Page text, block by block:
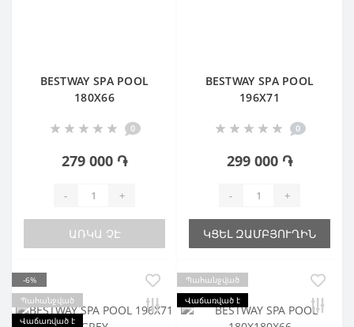
BESTWAY SPA POOL
180X66
0
279 000 ֏
- +
ԱՌԿԱ ՉԷ
BESTWAY SPA POOL
196X71
0
299 000 ֏
- +
ԿՑԵԼ ԶԱՄԲՅՈՒՂԻՆ
-6%
Պահանջված
Վաճառված է
Պահանջված
Վաճառված է